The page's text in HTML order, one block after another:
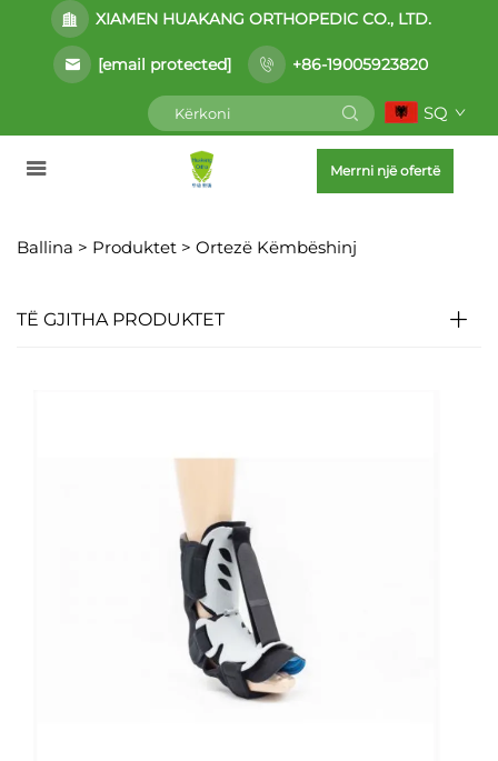
XIAMEN HUAKANG ORTHOPEDIC CO., LTD.
[email protected] +86-19005923820
SQ
Merrni një ofertë
Ballina > Produktet > Ortezë Këmbëshinj
TË GJITHA PRODUKTET